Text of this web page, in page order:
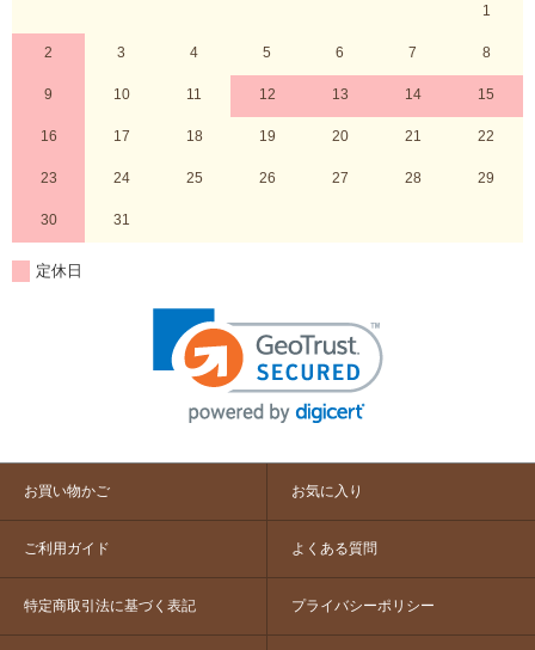
1
2 3 4 5 6 7 8
9 10 11 12 13 14 15
16 17 18 19 20 21 22
23 24 25 26 27 28 29
30 31
定休日
お買い物かご お気に入り
ご利用ガイド よくある質問
特定商取引法に基づく表記 プライバシーポリシー